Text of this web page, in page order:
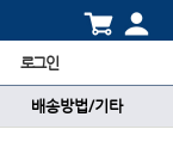
로그인
배송방법/기타